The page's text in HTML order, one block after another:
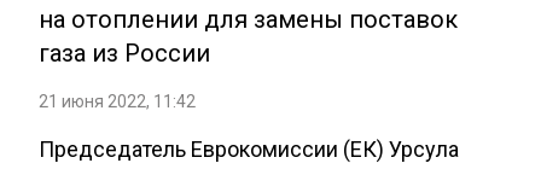
на отоплении для замены поставок
газа из России
21 июня 2022, 11:42
Председатель Еврокомиссии (ЕК) Урсула